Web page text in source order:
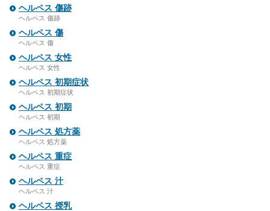
ヘルペス 傷跡
ヘルペス 傷跡
ヘルペス 傷
ヘルペス 傷
ヘルペス 女性
ヘルペス 女性
ヘルペス 初期症状
ヘルペス 初期症状
ヘルペス 初期
ヘルペス 初期
ヘルペス 処方薬
ヘルペス 処方薬
ヘルペス 重症
ヘルペス 重症
ヘルペス 汁
ヘルペス 汁
ヘルペス 授乳